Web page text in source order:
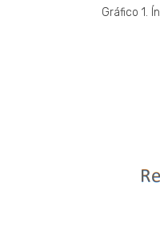
Gráfico 1.